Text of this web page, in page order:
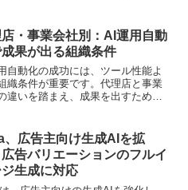
・事業会社別：AI運用自動
果が出る組織条件
自動化の成功には、ツール性能よ
織条件が重要です。代理店と事業
違いを踏まえ、成果を出すための
、広告主向け生成AIを拡
告バリエーションのフルイ
ジ生成に対応